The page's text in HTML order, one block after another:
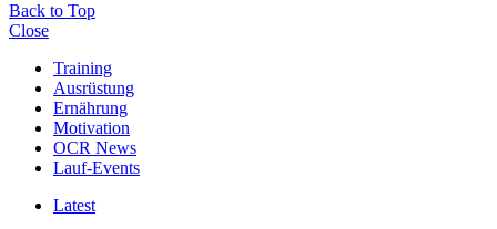
Back to Top
Close
Training
Ausrüstung
Ernährung
Motivation
OCR News
Lauf-Events
Latest